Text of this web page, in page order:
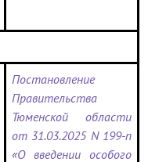
Постановление
Правительства
Тюменской области
от 31.03.2025 N 199-п
«О введении особого